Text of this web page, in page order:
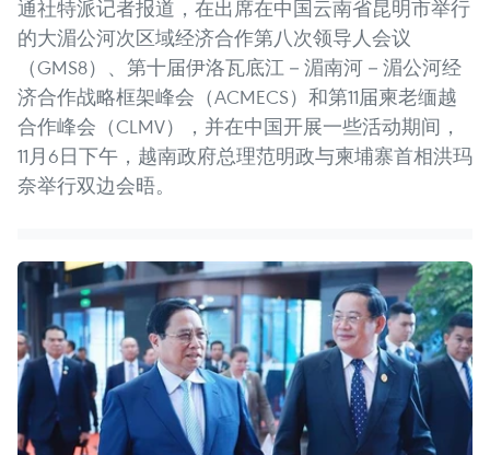
通社特派记者报道，在出席在中国云南省昆明市举行
的大湄公河次区域经济合作第八次领导人会议
（GMS8）、第十届伊洛瓦底江－湄南河－湄公河经
济合作战略框架峰会（ACMECS）和第11届柬老缅越
合作峰会（CLMV），并在中国开展一些活动期间，
11月6日下午，越南政府总理范明政与柬埔寨首相洪玛
奈举行双边会晤。